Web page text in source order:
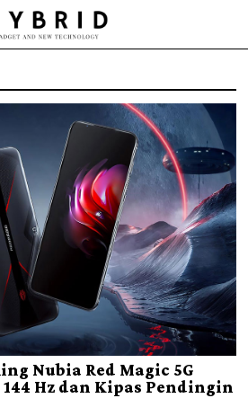
Nubia Red Magic 5G
Hz dan Kipas Pendingin